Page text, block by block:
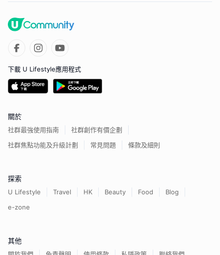
下載 U Lifestyle應用程式
關於
社群最強使用指南
社群創作有價企劃
社群焦點功能及升級計劃
常見問題 條款及細則
探索
U Lifestyle Travel HK Beauty Food
Blog
e-zone
其他